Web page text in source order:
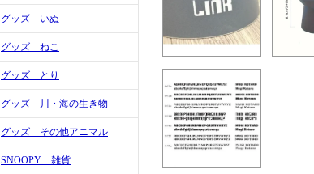
グッズ いぬ
グッズ ねこ
グッズ とり
グッズ 川・海の生き物
グッズ その他アニマル
SNOOPY 雑貨